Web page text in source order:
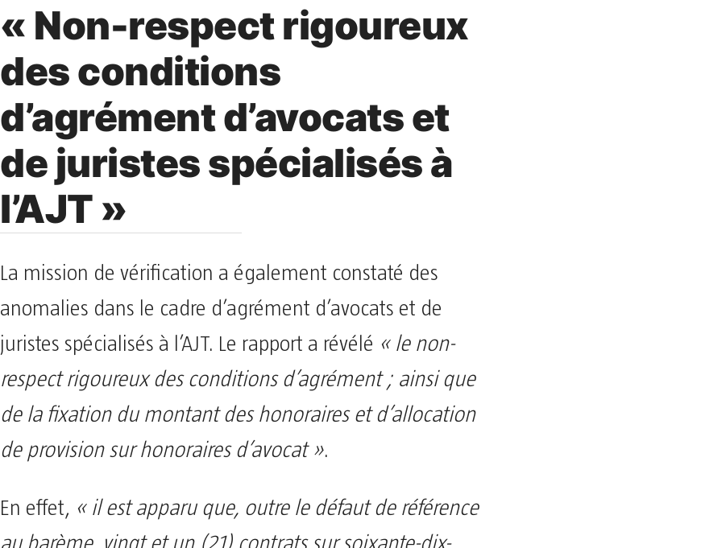
« Non-respect rigoureux
des conditions
d’agrément d’avocats et
de juristes spécialisés à
l’AJT »
La mission de vérification a également constaté des
anomalies dans le cadre d’agrément d’avocats et de
juristes spécialisés à l’AJT. Le rapport a révélé « le non-
respect rigoureux des conditions d’agrément ; ainsi que
de la fixation du montant des honoraires et d’allocation
de provision sur honoraires d’avocat ».
En effet, « il est apparu que, outre le défaut de référence